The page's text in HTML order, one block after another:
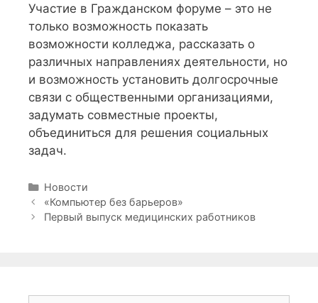
Участие в Гражданском форуме – это не
только возможность показать
возможности колледжа, рассказать о
различных направлениях деятельности, но
и возможность установить долгосрочные
связи с общественными организациями,
задумать совместные проекты,
объединиться для решения социальных
задач.
Р
у
б
Новости
Н
а
«Компьютер без барьеров»
Первый выпуск медицинских работников